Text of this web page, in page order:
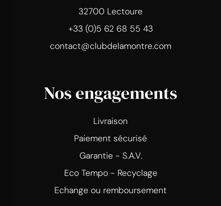
32700 Lectoure
+33 (0)5 62 68 55 43
contact@clubdelamontre.com
Nos engagements
Livraison
Paiement sécurisé
Garantie - S.A.V.
Eco Tempo - Recyclage
Echange ou remboursement